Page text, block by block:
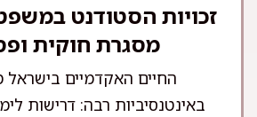
זכויות הסטודנט
מסגרת חוקית
החיים האקדמיים בישראל
באינטנסיביות רבה: דרישות